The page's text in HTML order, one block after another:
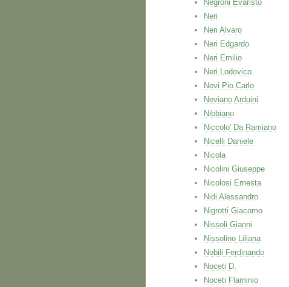
Negroni Evaristo
Neri
Neri Alvaro
Neri Edgardo
Neri Emilio
Neri Lodovico
Nevi Pio Carlo
Neviano Arduini
Nibbiano
Niccolo' Da Ramiano
Nicelli Daniele
Nicola
Nicolini Giuseppe
Nicolosi Ernesta
Nidi Alessandro
Nigrotti Giacomo
Nissoli Gianni
Nissolino Liliana
Nobili Ferdinando
Noceti D.
Noceti Flaminio